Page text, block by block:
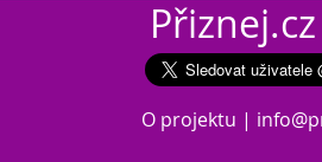
Přiznej.cz
O projektu |